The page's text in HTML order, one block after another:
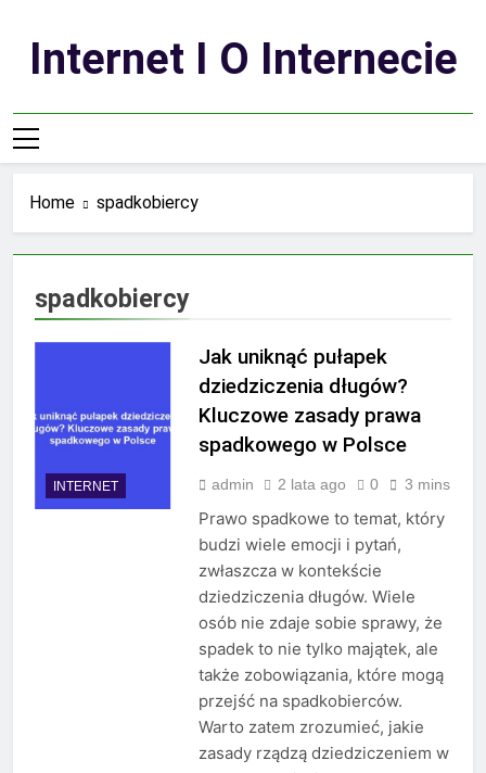
contentInternet I O Internecie
Home spadkobiercy
spadkobiercy
INTERNET
Jak uniknąć pułapek
dziedziczenia długów?
Kluczowe zasady prawa
spadkowego w Polsce
admin 2 lata ago 0 3 mins
Prawo spadkowe to temat, który
budzi wiele emocji i pytań,
zwłaszcza w kontekście
dziedziczenia długów. Wiele
osób nie zdaje sobie sprawy, że
spadek to nie tylko majątek, ale
także zobowiązania, które mogą
przejść na spadkobierców.
Warto zatem zrozumieć, jakie
zasady rządzą dziedziczeniem w